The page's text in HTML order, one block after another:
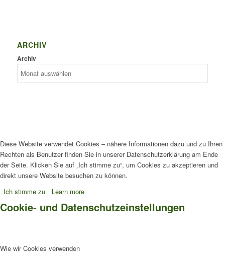
ARCHIV
Archiv
Diese Website verwendet Cookies – nähere Informationen dazu und zu Ihren
Rechten als Benutzer finden Sie in unserer Datenschutzerklärung am Ende
der Seite. Klicken Sie auf „Ich stimme zu“, um Cookies zu akzeptieren und
direkt unsere Website besuchen zu können.
Ich stimme zu
Learn more
Cookie- und Datenschutzeinstellungen
Wie wir Cookies verwenden